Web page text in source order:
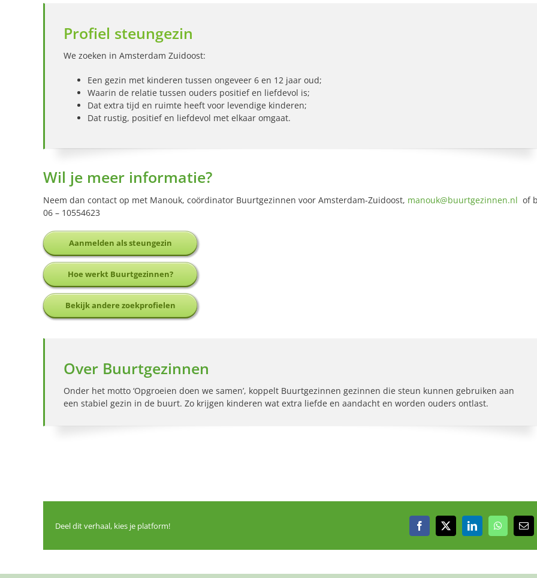
Profiel steungezin
We zoeken in Amsterdam Zuidoost:
Een gezin met kinderen tussen ongeveer 6 en 12 jaar oud;
Waarin de relatie tussen ouders positief en liefdevol is;
Dat extra tijd en ruimte heeft voor levendige kinderen;
Dat rustig, positief en liefdevol met elkaar omgaat.
Wil je meer informatie?
Neem dan contact op met Manouk, coördinator Buurtgezinnen voor Amsterdam-Zuidoost, manouk@buurtgezinnen.nl of
06 – 10554623
Aanmelden als steungezin
Hoe werkt Buurtgezinnen?
Bekijk andere zoekprofielen
Over Buurtgezinnen
Onder het motto ‘Opgroeien doen we samen’, koppelt Buurtgezinnen gezinnen die steun kunnen gebruiken aan
een stabiel gezin in de buurt. Zo krijgen kinderen wat extra liefde en aandacht en worden ouders ontlast.
Deel dit verhaal, kies je platform! Facebook
X LinkedIn
E-